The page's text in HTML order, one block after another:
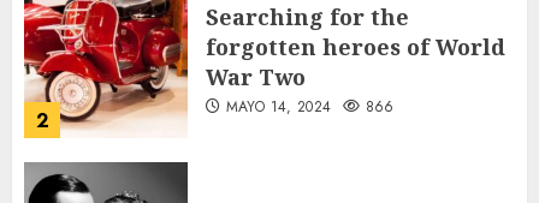
2
Searching for the
forgotten heroes of World
War Two
MAYO 14, 2024 866